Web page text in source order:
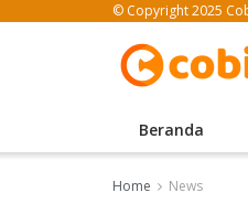
© Copyright 2025
Beranda
Home News